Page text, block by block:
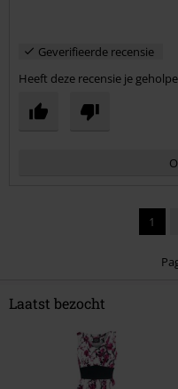
Geverifieerde recensie
Heeft deze recensie je
Commentaar versturen
1
Laatst bezocht